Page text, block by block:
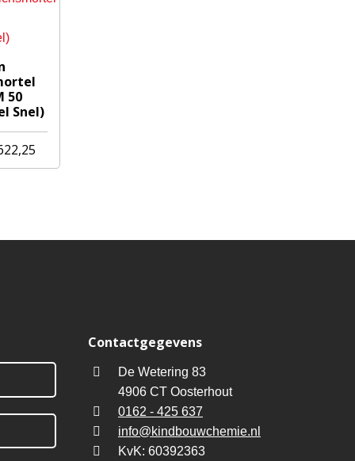
50
Snel)
€ 38,63
Contactgegevens
De Wetering 83
4906 CT Oosterhout
0162 - 425 637
info@kindbouwchemie.nl
KvK: 60392363